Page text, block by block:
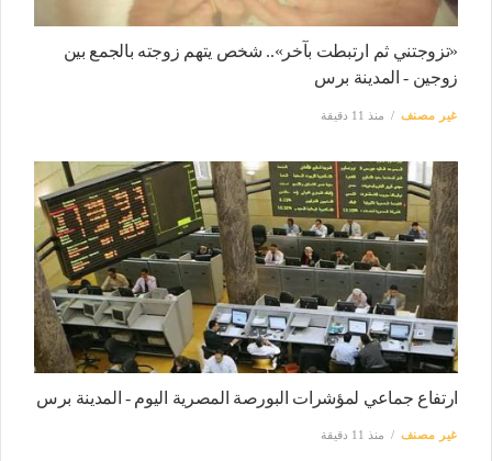
«تزوجتني ثم ارتبطت بآخر».. شخص يتهم زوجته بالجمع بين
زوجين - المدينة برس
غير مصنف منذ 11 دقيقة
ارتفاع جماعي لمؤشرات البورصة المصرية اليوم - المدينة برس
غير مصنف منذ 11 دقيقة